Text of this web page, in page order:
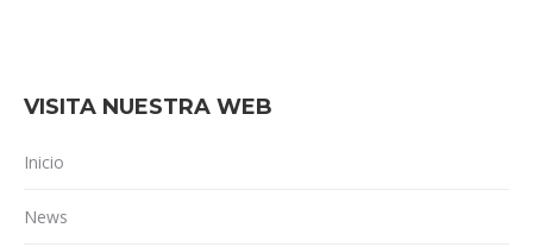
VISITA NUESTRA WEB
Inicio
News